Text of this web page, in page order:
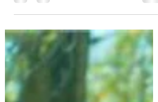
産規格外野菜（割れトマトと跳ねだしキュウ
リ）の販売会を行いました。...